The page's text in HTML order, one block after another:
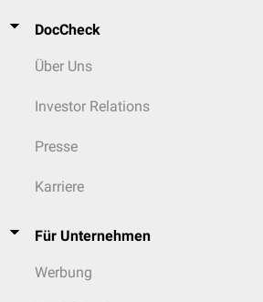
DocCheck
Über Uns
Investor Relations
Presse
Karriere
Für Unternehmen
Werbung